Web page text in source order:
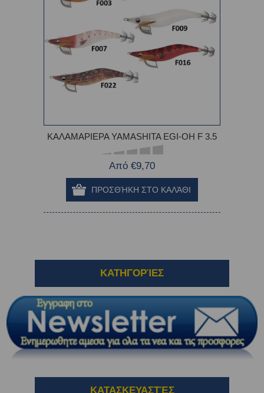
ΚΑΛΑΜΑΡΙΕΡΑ YAMASHITA EGI-OH F 3.5
Από €9,70
ΚΑΤΗΓΟΡΊΕΣ
ΚΑΤΑΣΚΕΥΑΣΤΈΣ